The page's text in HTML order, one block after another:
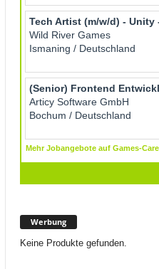
Werbung
Keine Produkte gefunden.